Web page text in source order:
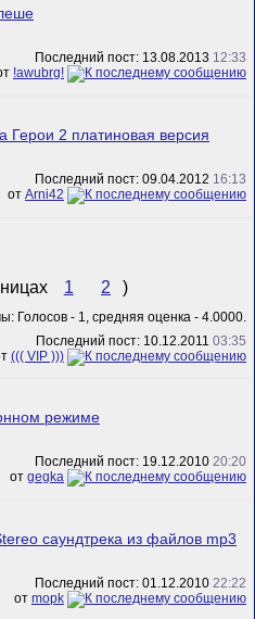
Последний пост: 13.08.2013 12:33
!awubrg!
2 платиновая версия
Последний пост: 09.04.2012 16:13
от Arni42
1 2 )
Последний пост: 10.12.2011 03:35
((( VIP )))
режиме
Последний пост: 19.12.2010 20:20
от gegka
саундтрека из файлов mp3
Последний пост: 01.12.2010 22:22
от mopk